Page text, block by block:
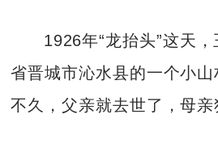
1926年“龙抬头”这天
省晋城市沁水县的一个小
不久，父亲就去世了，母亲